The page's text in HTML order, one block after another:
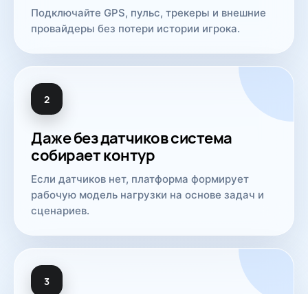
Подключайте GPS, пульс, трекеры и внешние
провайдеры без потери истории игрока.
2
Даже без датчиков система
собирает контур
Если датчиков нет, платформа формирует
рабочую модель нагрузки на основе задач и
сценариев.
3